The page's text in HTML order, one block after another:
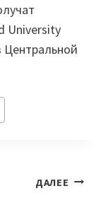
University
Центральной
ДАЛЕЕ